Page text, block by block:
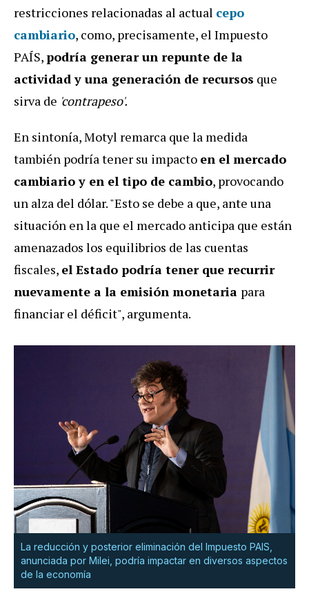
restricciones relacionadas al actual cepo
cambiario, como, precisamente, el Impuesto
PAÍS,podría generar un repunte de la
actividad y una generación de recursos que
sirva de 'contrapeso'.
En sintonía, Motyl remarca que la medida
también podría tener su impacto en el mercado
cambiario y en el tipo de cambio, provocando
un alza del dólar. "Esto se debe a que, ante una
situación en la que el mercado anticipa que están
amenazados los equilibrios de las cuentas
fiscales, el Estado podría tener que recurrir
nuevamente a la emisión monetaria para
financiar el déficit", argumenta.
La reducción y posterior eliminación del Impuesto PAIS,
anunciada por Milei, podría impactar en diversos aspectos
de la economía